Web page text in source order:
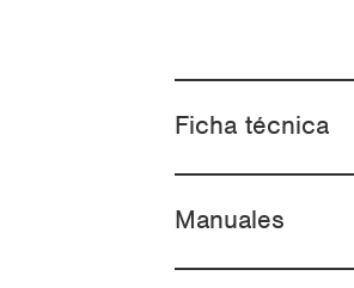
Ficha técnica
Manuales